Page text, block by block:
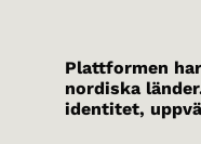
Plattformen
nordiska
identitet,